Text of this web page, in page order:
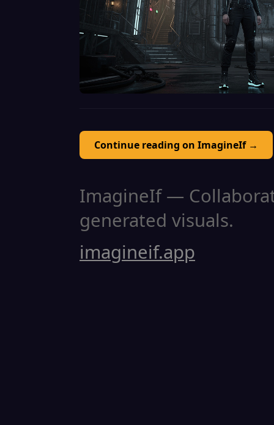
Continue reading on ImagineIf →
ImagineIf —
generated visuals.
imagineif.app